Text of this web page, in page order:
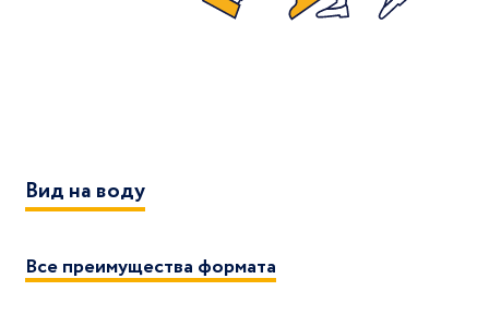
Вид на воду
Все преимущества формата